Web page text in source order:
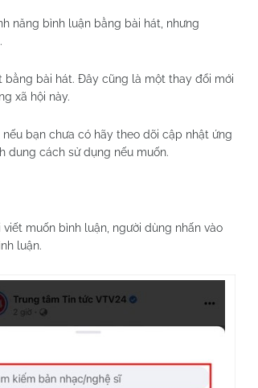
năng bình luận bằng bài hát, nhưng
bằng bài hát. Đây cũng là một thay đổi mới
xã hội này.
bạn chưa có hãy theo dõi cập nhật ứng
dung cách sử dụng nếu muốn.
muốn bình luận, người dùng nhấn vào
luận.